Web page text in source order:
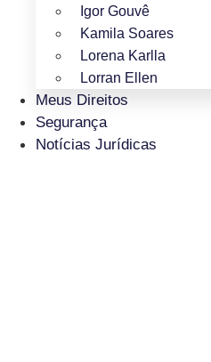
Igor Gouvê
Kamila Soares
Lorena Karlla
Lorran Ellen
Meus Direitos
Segurança
Notícias Jurídicas